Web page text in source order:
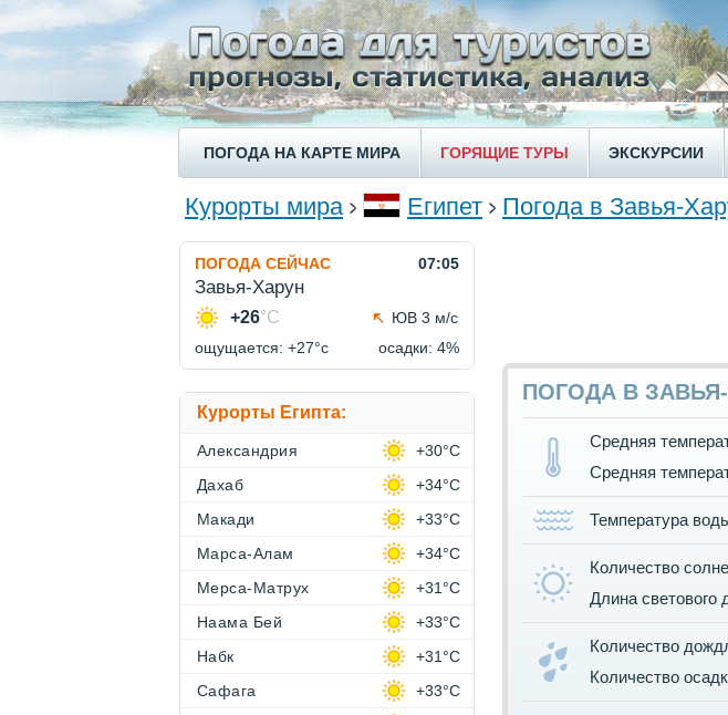
ПОГОДА НА КАРТЕ МИРА ГОРЯЩИЕ ТУРЫ ЭКСКУРСИИ
Курорты мира Египет Погода в Завья-
ПОГОДА В
Средняя
Средняя
Температура
Количество
Длина светового
Количество
Количество
ПОГОДА СЕЙЧАС 07:05
Завья-Харун
+26°C
ЮВ 3 м/с
ощущается: +27°c
осадки: 4%
Курорты Египта:
Александрия
+30°C
Дахаб
+34°C
Макади
+33°C
Марса-Алам
+34°C
Мерса-Матрух
+31°C
Наама Бей
+33°C
Набк
+31°C
Сафага
+33°C